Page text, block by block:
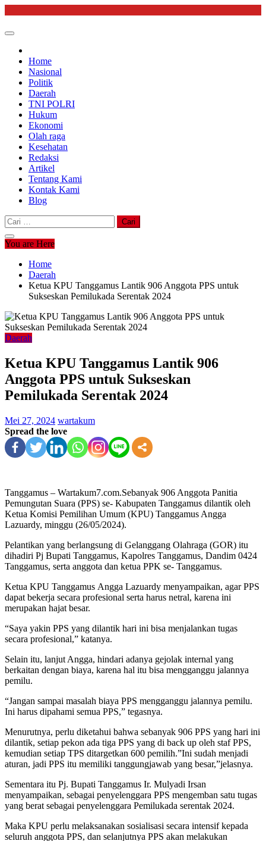
content
Home
Nasional
Politik
Daerah
TNI POLRI
Hukum
Ekonomi
Olah raga
Kesehatan
Redaksi
Artikel
Tentang Kami
Kontak Kami
Blog
Cari
untuk:
You are Here
Home
Daerah
Ketua KPU Tanggamus Lantik 906 Anggota PPS untuk
Sukseskan Pemilukada Serentak 2024
Daerah
Ketua KPU Tanggamus Lantik 906
Anggota PPS untuk Sukseskan
Pemilukada Serentak 2024
Mei 27, 2024 wartakum
Spread the love
Tanggamus – Wartakum7.com.Sebanyak 906 Anggota Panitia
Pemungutan Suara (PPS) se- Kabupaten Tanggamus dilantik oleh
Ketua Komisi Pemilihan Umum (KPU) Tanggamus Angga
Lazuardy, minggu (26/05/2024).
Pelantikan yang berlangsung di Gelanggang Olahraga (GOR) itu
dihadiri Pj Bupati Tanggamus, Kapolres Tanggamus, Dandim 0424
Tanggamus, serta anggota dan ketua PPK se- Tanggamus.
Ketua KPU Tanggamus Angga Lazuardy menyampaikan, agar PPS
dapat bekerja secara profesional serta harus netral, karena ini
merupakan hajat besar.
“Saya yakin PPS yang dilantik hari ini bisa menjalankan tugas
secara profesional,” katanya.
Selain itu, lanjut Angga, hindari adanya gejolak internal yang
berkaitan dengan biaya, karena hal itu bisa mengganggu jalannya
pemilu.
“Jangan sampai masalah biaya PPS mengganggu jalannya pemilu.
Ini harus dipahami semua PPS,” tegasnya.
Menurutnya, perlu diketahui bahwa sebanyak 906 PPS yang hari ini
dilantik, setiap pekon ada tiga PPS yang di back up oleh staf PPS,
kemudian setiap TPS ditargetkan 600 pemilih.”Ini sudah menjadi
aturan, jadi PPS itu memiliki tanggungjawab yang besar,”jelasnya.
Sementara itu Pj. Bupati Tanggamus Ir. Mulyadi Irsan
menyampaikan, sebagai penyelenggara PPS mengemban satu tugas
yang berat sebagai penyelenggara Pemilukada serentak 2024.
Maka KPU perlu melaksanakan sosialisasi secara intensif kepada
seluruh anggota PPS, dan selanjutnya PPS akan melakukan